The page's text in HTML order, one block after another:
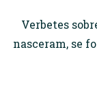
Verbetes
nasceram, se